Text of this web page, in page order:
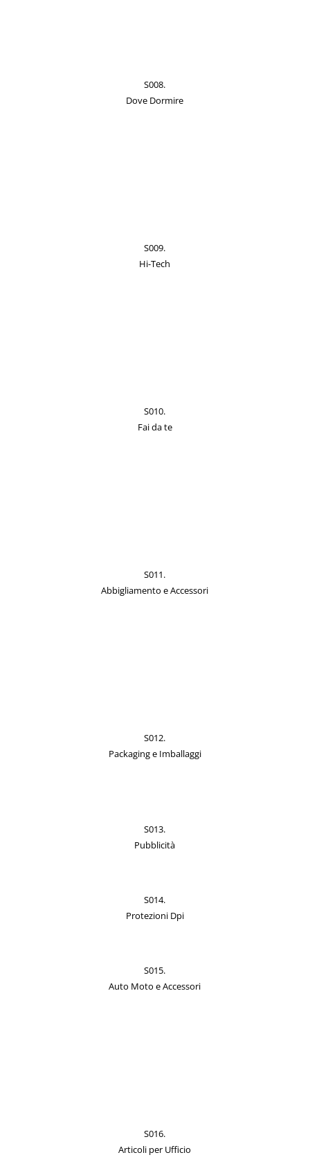
S008.
Dove Dormire
S009.
Hi-Tech
S010.
Fai da te
S011.
Abbigliamento e Accessori
S012.
Packaging e Imballaggi
S013.
Pubblicità
S014.
Protezioni Dpi
S015.
Auto Moto e Accessori
S016.
Articoli per Ufficio